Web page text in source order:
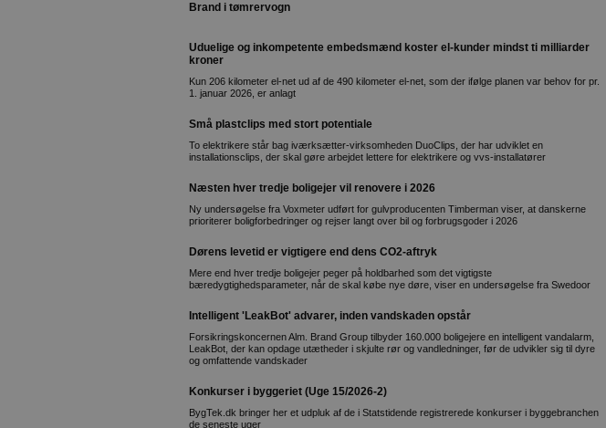
Brand i tømrervogn
Uduelige og inkompetente embedsmænd koster el-kunder mindst ti milliarder
kroner
Kun 206 kilometer el-net ud af de 490 kilometer el-net, som der ifølge planen var behov for pr.
1. januar 2026, er anlagt
Små plastclips med stort potentiale
To elektrikere står bag iværksætter-virksomheden DuoClips, der har udviklet en
installationsclips, der skal gøre arbejdet lettere for elektrikere og vvs-installatører
Næsten hver tredje boligejer vil renovere i 2026
Ny undersøgelse fra Voxmeter udført for gulvproducenten Timberman viser, at danskerne
prioriterer boligforbedringer og rejser langt over bil og forbrugsgoder i 2026
Dørens levetid er vigtigere end dens CO2-aftryk
Mere end hver tredje boligejer peger på holdbarhed som det vigtigste
bæredygtighedsparameter, når de skal købe nye døre, viser en undersøgelse fra Swedoor
Intelligent 'LeakBot' advarer, inden vandskaden opstår
Forsikringskoncernen Alm. Brand Group tilbyder 160.000 boligejere en intelligent vandalarm,
LeakBot, der kan opdage utætheder i skjulte rør og vandledninger, før de udvikler sig til dyre
og omfattende vandskader
Konkurser i byggeriet (Uge 15/2026-2)
BygTek.dk bringer her et udpluk af de i Statstidende registrerede konkurser i byggebranchen
de seneste uger